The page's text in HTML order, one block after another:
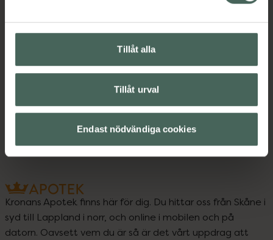
Tillåt alla
Tillåt urval
Endast nödvändiga cookies
Visa
Upptäck flera produkter inom
Kronans Apotek finns här för dig. Du hittar oss från Skåne i
syd till Lappland i norr, och online i mobilen och på
datorn. Oavsett vem du är så är det vårt uppdrag att